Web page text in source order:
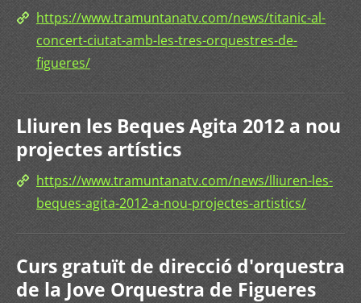
https://www.tramuntanatv.com/news/titanic-al-
concert-ciutat-amb-les-tres-orquestres-de-
figueres/
Lliuren les Beques Agita 2012 a nou
projectes artístics
https://www.tramuntanatv.com/news/lliuren-les-
beques-agita-2012-a-nou-projectes-artistics/
Curs gratuït de direcció d'orquestra
de la Jove Orquestra de Figueres